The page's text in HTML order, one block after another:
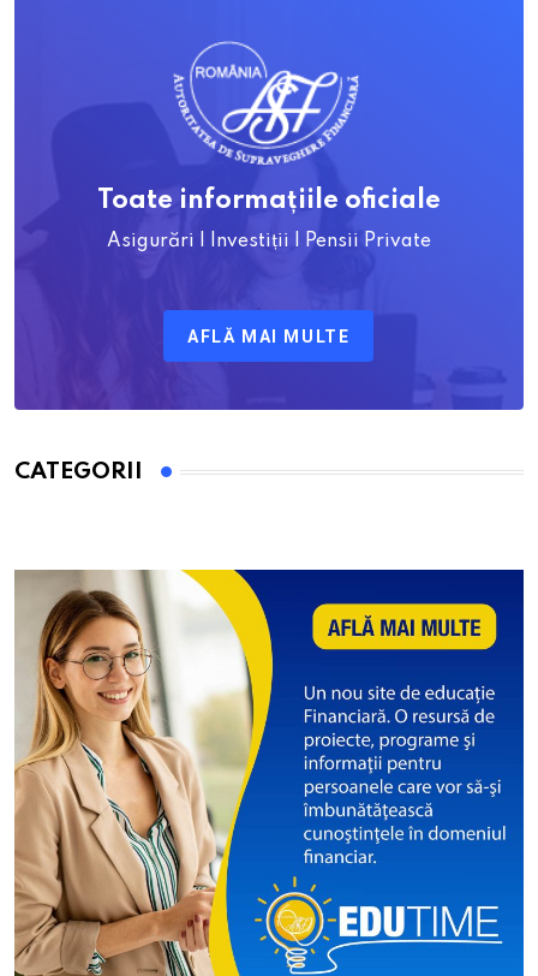
Toate informațiile oficiale
Asigurări | Investiții | Pensii Private
AFLĂ MAI MULTE
CATEGORII